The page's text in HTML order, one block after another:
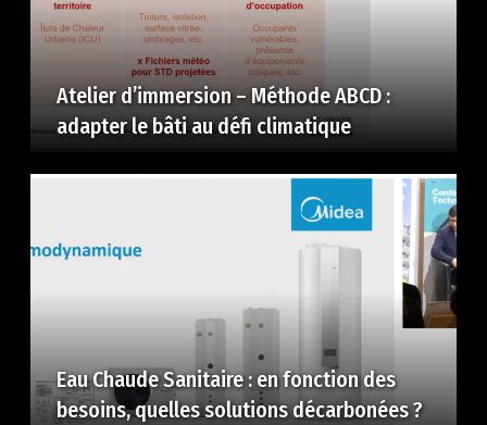
Atelier d’immersion – Méthode ABCD :
adapter le bâti au défi climatique
Eau Chaude Sanitaire : en fonction des
besoins, quelles solutions décarbonées ?